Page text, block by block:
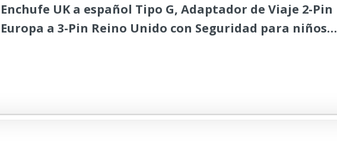
Enchufe UK a español Tipo G, Adaptador de Viaje 2-Pin
Europa a 3-Pin Reino Unido con Seguridad para niños.